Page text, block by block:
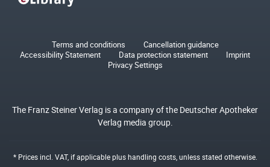
Terms and conditions
Cancellation guidance
Accessibility Statement
Data protection statement
Imprint
Privacy Settings
The Franz Steiner Verlag is a company of the Deutscher Apotheker
Verlag media group.
* Prices incl. VAT, if applicable plushandling costs, unless stated otherwise.